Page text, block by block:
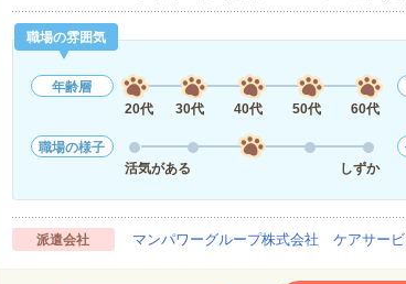
職場の雰囲気
年齢層
20代
30代 40代 50代 60代
職場の様子
活気がある
しずか
派遣会社 マンパワーグループ株式会社 ケアサー